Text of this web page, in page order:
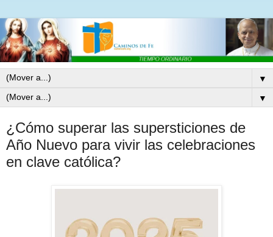
▼
▼
¿Cómo superar las supersticiones de
Año Nuevo para vivir las celebraciones
en clave católica?